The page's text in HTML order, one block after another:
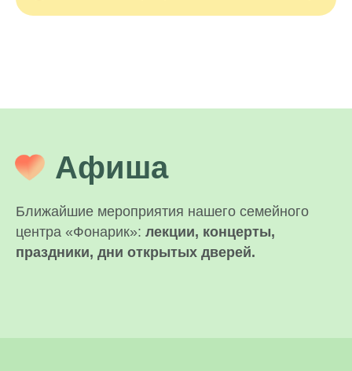
Афиша
Ближайшие мероприятия нашего семейного
центра «Фонарик»: лекции, концерты,
праздники, дни открытых дверей.